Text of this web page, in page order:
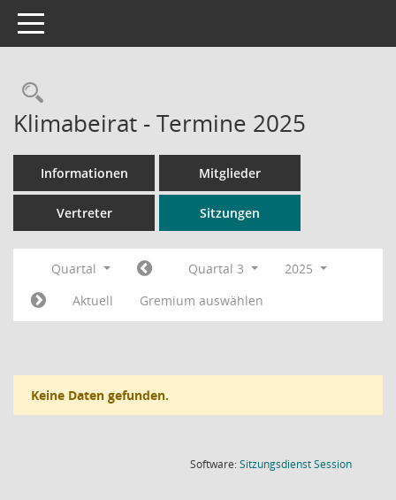
Toggle navigation
Rechercheauswahl
Klimabeirat - Termine 2025
Informationen Mitglieder
Vertreter Sitzungen
Quartal Quartal 3
2025
Aktuell
Gremium auswählen
Keine Daten gefunden.
Software:SitzungsdienstSession(Wird in